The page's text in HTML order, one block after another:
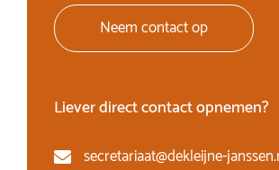
Neem contact op
Liever direct contact opnemen?
secretariaat@dekleijne-